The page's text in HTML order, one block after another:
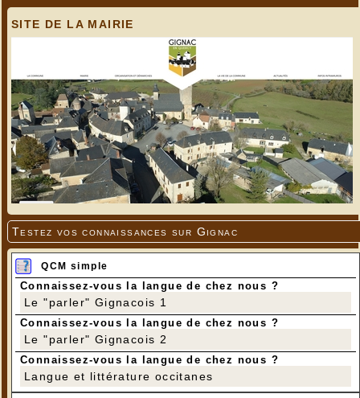
SITE DE LA MAIRIE
Testez vos connaissances sur Gignac
QCM simple
Connaissez-vous la langue de chez nous ?
Le "parler" Gignacois 1
Connaissez-vous la langue de chez nous ?
Le "parler" Gignacois 2
Connaissez-vous la langue de chez nous ?
Langue et littérature occitanes